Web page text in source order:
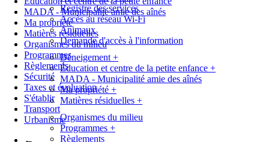
MADA - Municipalité amie des aînés
Ma propriété
Matières résiduelles
Organismes du milieu
Programmes
Règlements
Sécurité
Taxes et évaluation
S'établir
Transport
Urbanisme
←
Registre des services
Accès au réseau Wi-Fi
Animaux
Demande d'accès à l'information
Déneigement +
Éducation et centre de la petite enfance +
MADA - Municipalité amie des aînés
Ma propriété +
Matières résiduelles +
Organismes du milieu
Programmes +
Règlements